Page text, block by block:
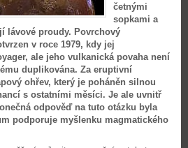
četnými
sopkami a
lávové proudy. Povrchový
v roce 1979, kdy jej
ale jeho vulkanická povaha není
duplikována. Za eruptivní
ohřev, který je poháněn silnou
s ostatními měsíci. Je ale uvnitř
odpověď na tuto otázku byla
podporuje myšlenku magmatického